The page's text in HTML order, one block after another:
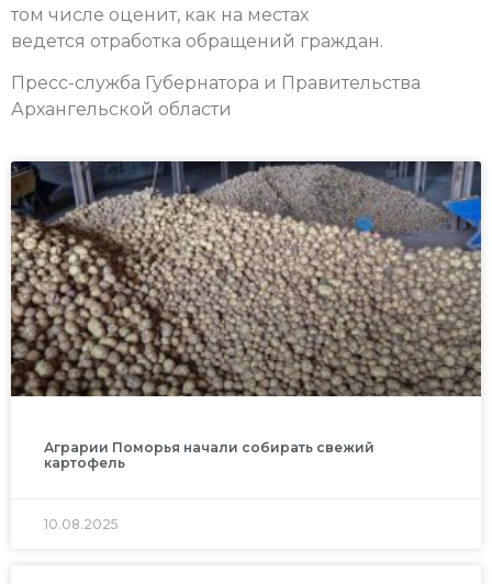
том числе оценит, как на местах
ведется отработка обращений граждан.
Пресс-служба Губернатора и Правительства
Архангельской области
Аграрии Поморья начали собирать свежий
картофель
10.08.2025